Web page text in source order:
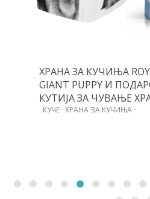
ХРАНА ЗА КУЧИЊА
GIANT PUPPY И
КУТИЈА ЗА ЧУВАЊЕ
· КУЧЕ · ХРАНА ЗА КУЧИЊА ·